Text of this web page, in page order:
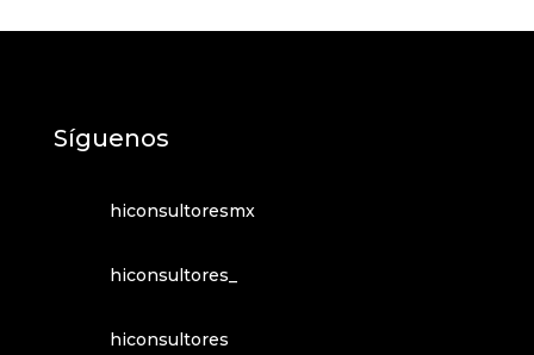
Síguenos
hiconsultoresmx
hiconsultores_
hiconsultores